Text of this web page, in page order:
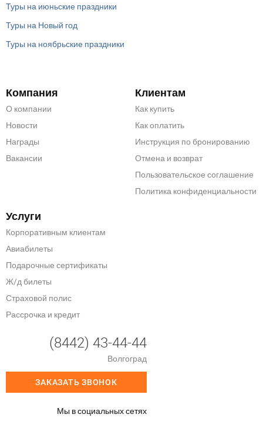
Туры на июньские праздники
Туры на Новый год
Туры на ноябрьские праздники
Компания
О компании
Новости
Награды
Вакансии
Клиентам
Как купить
Как оплатить
Инструкция по бронированию
Отмена и возврат
Пользовательское соглашение
Политика конфиденциальности
Услуги
Корпоративным клиентам
Авиабилеты
Подарочные сертификаты
Ж/д билеты
Страховой полис
Рассрочка и кредит
(8442) 43-44-44
Волгоград
ЗАКАЗАТЬ ЗВОНОК
Мы в социальных сетях